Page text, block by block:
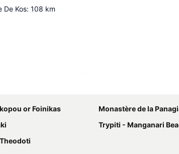
De Kos: 108 km
or Foinikas
Monastère de la Panagia
Trypiti - Manganari